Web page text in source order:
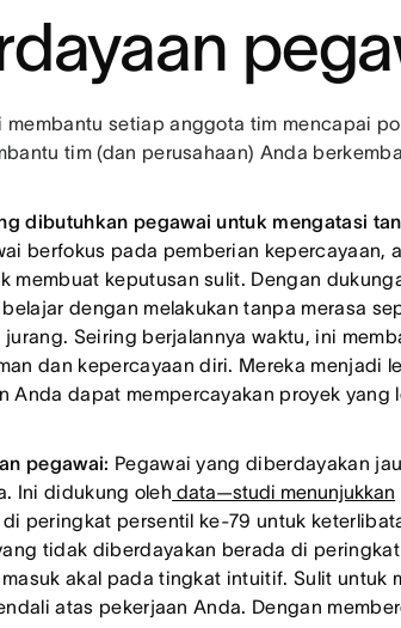
membantu setiap anggota tim mencapai
tim (dan perusahaan) Anda
dibutuhkan pegawai untuk mengatasi
berfokus pada pemberian kepercayaan,
membuat keputusan sulit. Dengan
dengan melakukan tanpa merasa
Seiring berjalannya waktu, ini
dan kepercayaan diri. Mereka menjadi
Anda dapat mempercayakan proyek yang
pegawai: Pegawai yang diberdayakan
Ini didukung oleh data—studi menunjukkan
peringkat persentil ke-79 untuk
tidak diberdayakan berada di
akal pada tingkat intuitif. Sulit untuk
atas pekerjaan Anda. Dengan